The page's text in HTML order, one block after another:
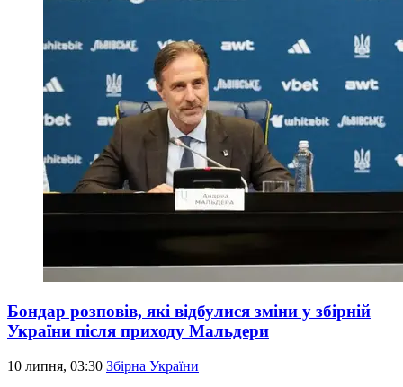
Бондар розповів, які відбулися зміни у збірній
України після приходу Мальдери
10 липня, 03:30 Збірна України